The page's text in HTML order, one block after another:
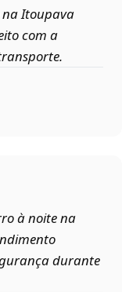
na Itoupava
com a
à noite na
durante